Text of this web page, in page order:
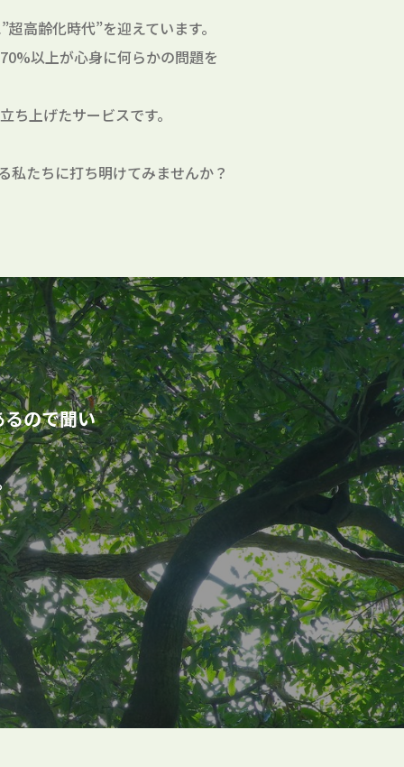
高齢化時代”を迎えています。
以上が心身に何らかの問題を
上げたサービスです。
私たちに打ち明けてみませんか？
ので聞い